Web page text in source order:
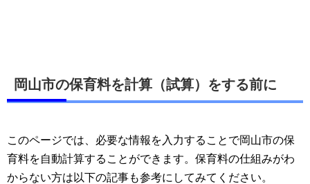
岡山市の保育料を計算（試算）をする前に
このページでは、必要な情報を入力することで岡山市の保
育料を自動計算することができます。保育料の仕組みがわ
からない方は以下の記事も参考にしてみてください。